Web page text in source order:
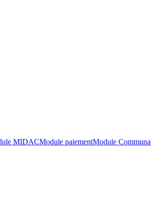
MIDACModule paiementModule